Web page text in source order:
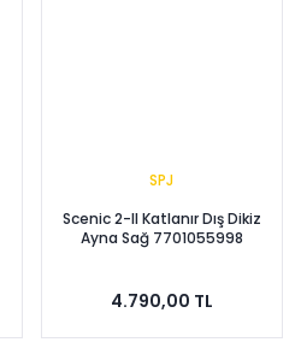
SPJ
Scenic 2-II Katlanır Dış Dikiz
Ayna Sağ 7701055998
4.790,00 TL